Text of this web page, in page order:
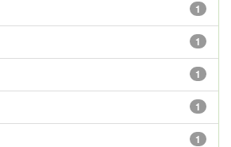
1
1
1
1
1